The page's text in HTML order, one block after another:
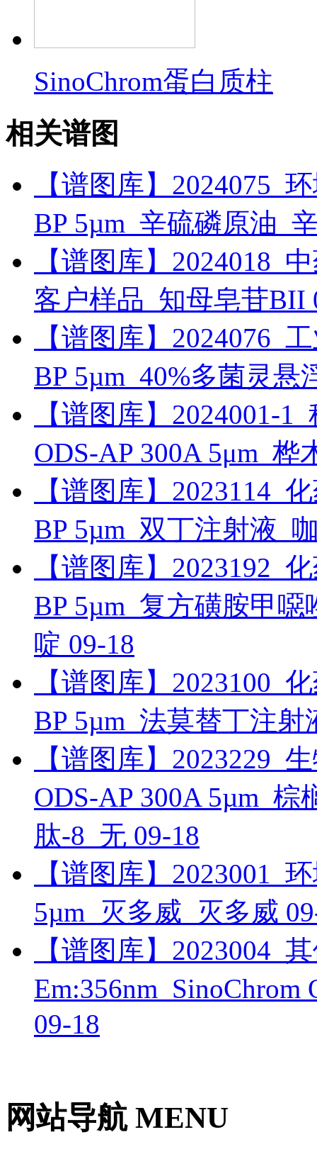
SinoChrom蛋白质柱
相关谱图
【谱图库】2024075_
BP 5µm_辛硫磷原油_
【谱图库】2024018_
客户样品_知母皂苷BII
【谱图库】2024076_
BP 5µm_40%多菌灵
【谱图库】2024001-
ODS-AP 300A 5μm_桦
【谱图库】2023114_
BP 5µm_双丁注射液_
【谱图库】2023192_
BP 5µm_复方磺胺甲
啶 09-18
【谱图库】2023100_
BP 5µm_法莫替丁注
【谱图库】2023229_
ODS-AP 300A 5µm_
肽-8_无 09-18
【谱图库】2023001_
5µm_灭多威_灭多威
【谱图库】2023004_
09-18
网站导航 MENU